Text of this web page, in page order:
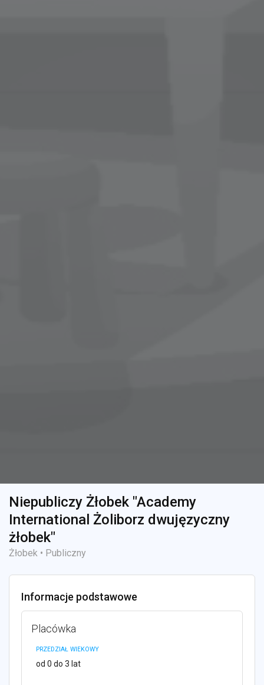
Niepubliczy Żłobek "Academy
International Żoliborz dwujęzyczny
żłobek"
Żłobek • Publiczny
Informacje podstawowe
Placówka
PRZEDZIAŁ WIEKOWY
od 0 do 3 lat